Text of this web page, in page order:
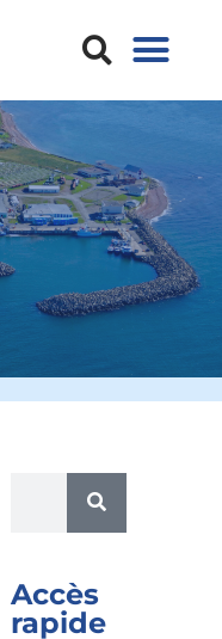
Accès
rapide